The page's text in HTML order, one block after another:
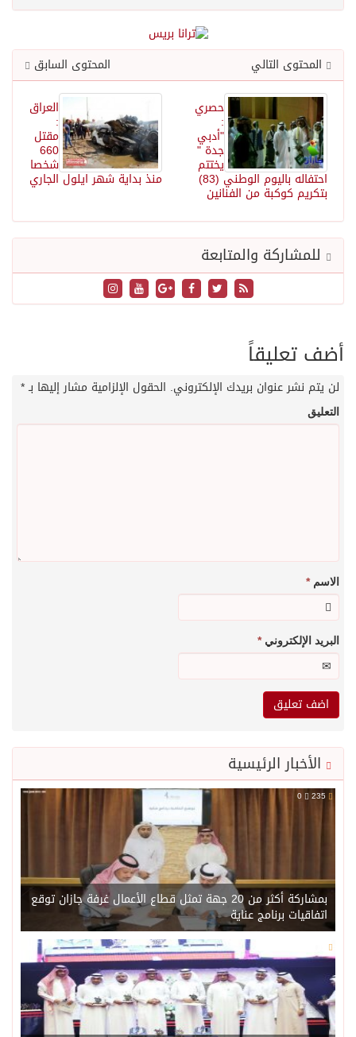
المحتوى السابق
المحتوى التالي
العراق
:
مقتل
660
شخصا
منذ بداية شهر ايلول الجاري
حصري
:
"أدبي
جدة "
يختتم
احتفاله باليوم الوطني (83)
بتكريم كوكبة من الفنانين
للمشاركة والمتابعة
أضف تعليقاً
لن يتم نشر عنوان بريدك الإلكتروني. الحقول الإلزامية مشار إليها بـ*
التعليق
الاسم*
البريد الإلكتروني*
الأخبار الرئيسية
بمشاركة أكثر من 20 جهة تمثل قطاع الأعمال غرفة جازان توقع
اتفاقيات برنامج عناية